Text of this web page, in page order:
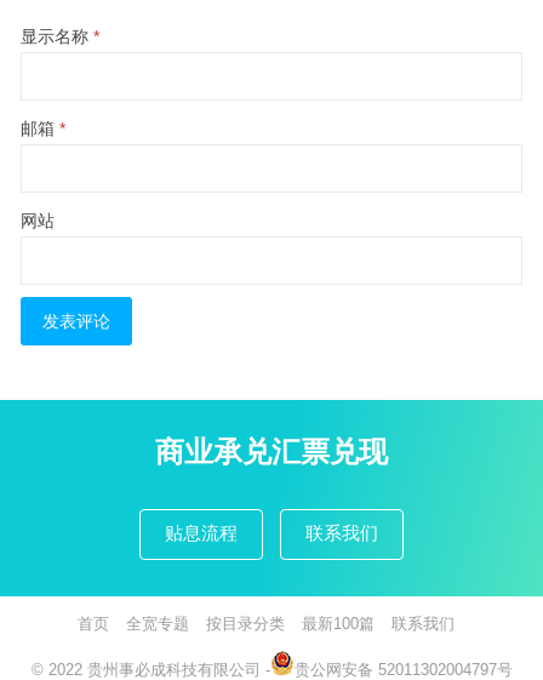
显示名称 *
邮箱 *
网站
商业承兑汇票兑现
贴息流程 联系我们
首页 全宽专题 按目录分类 最新100篇 联系我们
© 2022 贵州事必成科技有限公司 - 贵公网安备 52011302004797号